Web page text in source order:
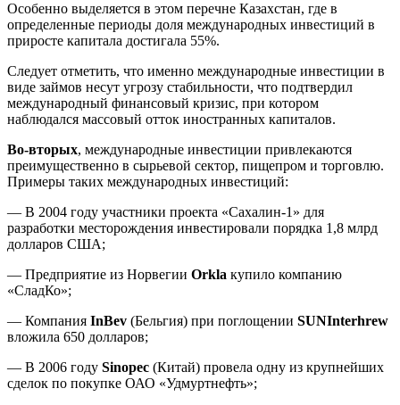
Особенно выделяется в этом перечне Казахстан, где в
определенные периоды доля международных инвестиций в
приросте капитала достигала 55%.
Следует отметить, что именно международные инвестиции в
виде займов несут угрозу стабильности, что подтвердил
международный финансовый кризис, при котором
наблюдался массовый отток иностранных капиталов.
Во-вторых, международные инвестиции привлекаются
преимущественно в сырьевой сектор, пищепром и торговлю.
Примеры таких международных инвестиций:
— В 2004 году участники проекта «Сахалин-1» для
разработки месторождения инвестировали порядка 1,8 млрд
долларов США;
— Предприятие из Норвегии Orkla купило компанию
«СладКо»;
— Компания InBev (Бельгия) при поглощении SUNInterhrew
вложила 650 долларов;
— В 2006 году Sinopec (Китай) провела одну из крупнейших
сделок по покупке ОАО «Удмуртнефть»;